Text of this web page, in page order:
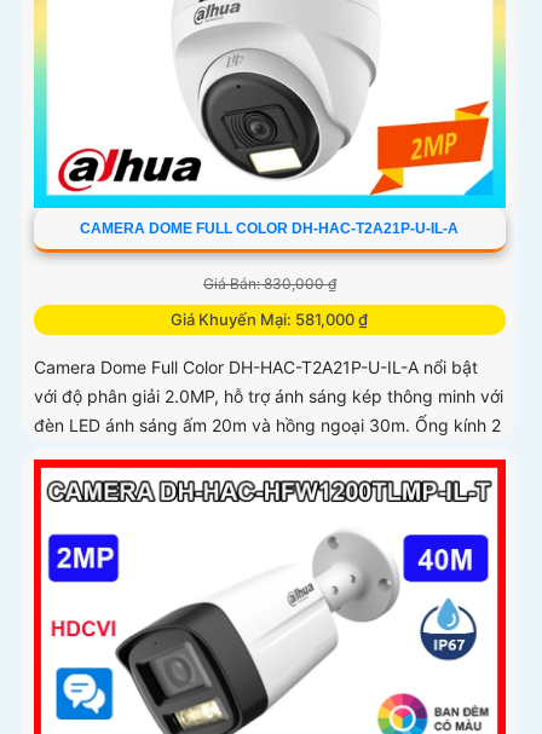
CAMERA DOME FULL COLOR DH-HAC-T2A21P-U-IL-A
Giá Bán: 830,000 ₫
Giá Khuyến Mại: 581,000 ₫
Camera Dome Full Color DH-HAC-T2A21P-U-IL-A nổi bật
với độ phân giải 2.0MP, hỗ trợ ánh sáng kép thông minh với
đèn LED ánh sáng ấm 20m và hồng ngoại 30m. Ống kính 2